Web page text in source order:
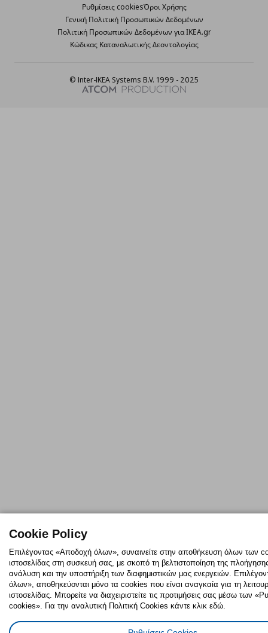
Ρυθμίσεις cookiesΌροι Χρήσης
Γενική Πολιτική Προσωπικών Δεδομένων
Πολιτική Προσωπικών Δεδομένων για ΙΚΕΑ.gr
Κώδικας Καταναλωτικής Δεοντολογίας
© Inter-IKEA Systems B.V. 1999 - 2025
Cookie Policy
Επιλέγοντας «Αποδοχή όλων», συναινείτε στην αποθήκευση όλων των
ιστοσελίδας στη συσκευή σας, με σκοπό τη βελτιστοποίηση της
ανάλυση και την υποστήριξη των διαφημιστικών μας ενεργειών.
όλων», αποθηκεύονται μόνο τα cookies που είναι αναγκαία για τη
ιστοσελίδας. Μπορείτε να διαχειριστείτε τις προτιμήσεις σας μέσω των
cookies». Για την αναλυτική Πολιτική Cookies κάντε κλικ εδώ.